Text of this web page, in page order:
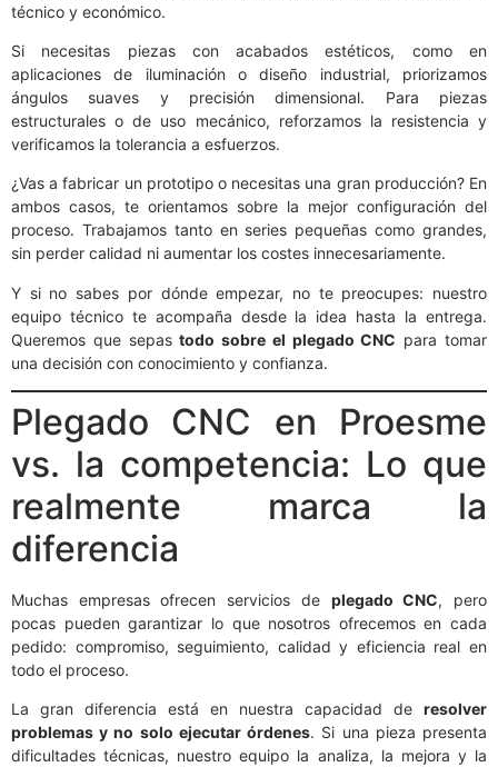
técnico y económico.
Si necesitas piezas con acabados estéticos, como en
aplicaciones de iluminación o diseño industrial, priorizamos
ángulos suaves y precisión dimensional. Para piezas
estructurales o de uso mecánico, reforzamos la resistencia y
verificamos la tolerancia a esfuerzos.
¿Vas a fabricar un prototipo o necesitas una gran producción? En
ambos casos, te orientamos sobre la mejor configuración del
proceso. Trabajamos tanto en series pequeñas como grandes,
sin perder calidad ni aumentar los costes innecesariamente.
Y si no sabes por dónde empezar, no te preocupes: nuestro
equipo técnico te acompaña desde la idea hasta la entrega.
Queremos que sepastodo sobre el plegado CNC para tomar
una decisión con conocimiento y confianza.
Plegado CNC en Proesme
vs. la competencia: Lo que
realmente marca la
diferencia
Muchas empresas ofrecen servicios de plegado CNC, pero
pocas pueden garantizar lo que nosotros ofrecemos en cada
pedido: compromiso, seguimiento, calidad y eficiencia real en
todo el proceso.
La gran diferencia está en nuestra capacidad de resolver
problemas y no solo ejecutar órdenes. Si una pieza presenta
dificultades técnicas, nuestro equipo la analiza, la mejora y la